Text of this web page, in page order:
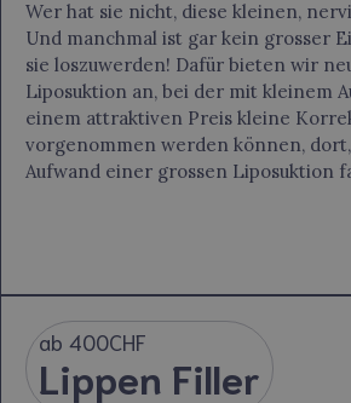
Wer hat sie nicht, diese kleinen,
Und manchmal ist gar kein grosser
sie loszuwerden! Dafür bieten wir
Liposuktion an, bei der mit kleinem
einem attraktiven Preis kleine
vorgenommen werden können,
Aufwand einer grossen Liposuktion
ab 400CHF
Lippen Filler